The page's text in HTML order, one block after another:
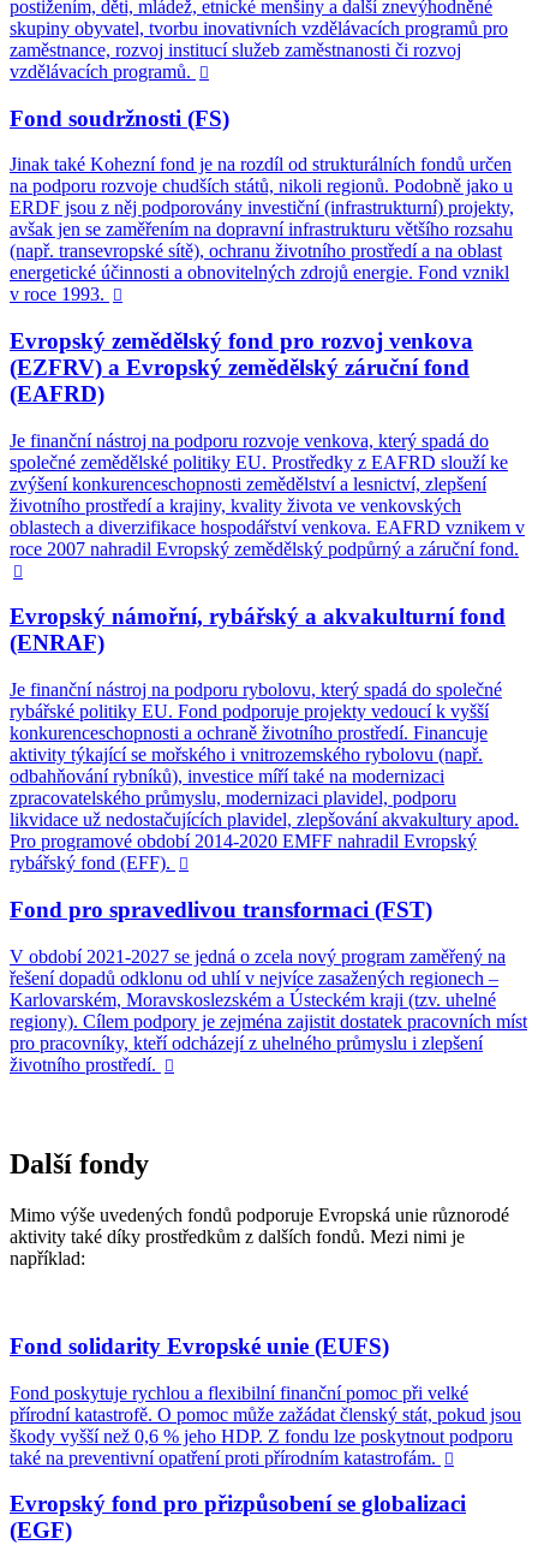
postižením, děti, mládež, etnické menšiny a další znevýhodněné
skupiny obyvatel, tvorbu inovativních vzdělávacích programů pro
zaměstnance, rozvoj institucí služeb zaměstnanosti či rozvoj
vzdělávacích programů.

Fond soudržnosti (FS)
Jinak také Kohezní fond je na rozdíl od strukturálních fondů určen
na podporu rozvoje chudších států, nikoli regionů. Podobně jako u
ERDF jsou z něj podporovány investiční (infrastrukturní) projekty,
avšak jen se zaměřením na dopravní infrastrukturu většího rozsahu
(např. transevropské sítě), ochranu životního prostředí a na oblast
energetické účinnosti a obnovitelných zdrojů energie. Fond vznikl
v roce 1993.

Evropský zemědělský fond pro rozvoj venkova
(EZFRV) a Evropský zemědělský záruční fond
(EAFRD)
Je finanční nástroj na podporu rozvoje venkova, který spadá do
společné zemědělské politiky EU. Prostředky z EAFRD slouží ke
zvýšení konkurenceschopnosti zemědělství a lesnictví, zlepšení
životního prostředí a krajiny, kvality života ve venkovských
oblastech a diverzifikace hospodářství venkova. EAFRD vznikem v
roce 2007 nahradil Evropský zemědělský podpůrný a záruční fond.

Evropský námořní, rybářský a akvakulturní fond
(ENRAF)
Je finanční nástroj na podporu rybolovu, který spadá do společné
rybářské politiky EU. Fond podporuje projekty vedoucí k vyšší
konkurenceschopnosti a ochraně životního prostředí. Financuje
aktivity týkající se mořského i vnitrozemského rybolovu (např.
odbahňování rybníků), investice míří také na modernizaci
zpracovatelského průmyslu, modernizaci plavidel, podporu
likvidace už nedostačujících plavidel, zlepšování akvakultury apod.
Pro programové období 2014-2020 EMFF nahradil Evropský
rybářský fond (EFF).

Fond pro spravedlivou transformaci (FST)
V období 2021-2027 se jedná o zcela nový program zaměřený na
řešení dopadů odklonu od uhlí v nejvíce zasažených regionech –
Karlovarském, Moravskoslezském a Ústeckém kraji (tzv. uhelné
regiony). Cílem podpory je zejména zajistit dostatek pracovních míst
pro pracovníky, kteří odcházejí z uhelného průmyslu i zlepšení
životního prostředí. 
Další fondy
Mimo výše uvedených fondů podporuje Evropská unie různorodé
aktivity také díky prostředkům z dalších fondů. Mezi nimi je
například:
Fond solidarity Evropské unie (EUFS)
Fond poskytuje rychlou a flexibilní finanční pomoc při velké
přírodní katastrofě. O pomoc může zažádat členský stát, pokud jsou
škody vyšší než 0,6 % jeho HDP. Z fondu lze poskytnout podporu
také na preventivní opatření proti přírodním katastrofám. 
Evropský fond pro přizpůsobení se globalizaci
(EGF)